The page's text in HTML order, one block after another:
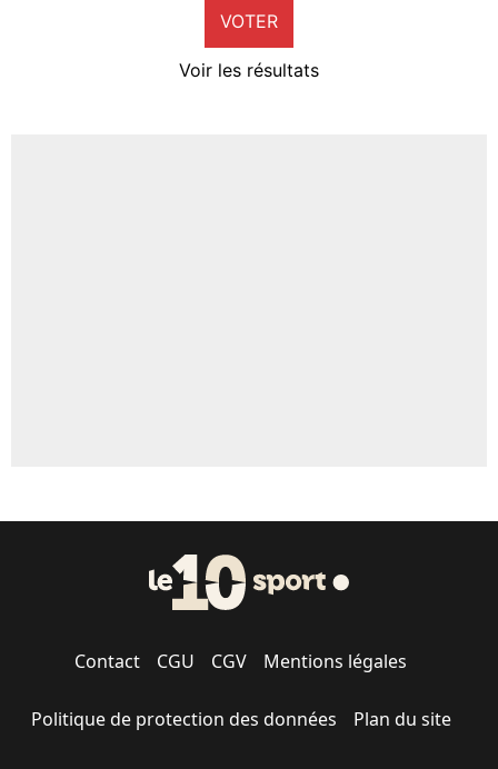
VOTER
Voir les résultats
Contact CGU CGV Mentions légales
Politique de protection des données Plan du site